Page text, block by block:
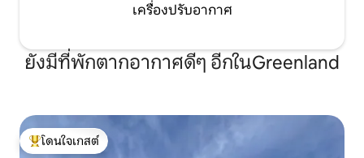
เครื่องปรับอากาศ
ยังมีที่พักตากอากาศดีๆ อีกในGreenland
โดนใจเกสต์ที่สุด
โดนใจเกสต์